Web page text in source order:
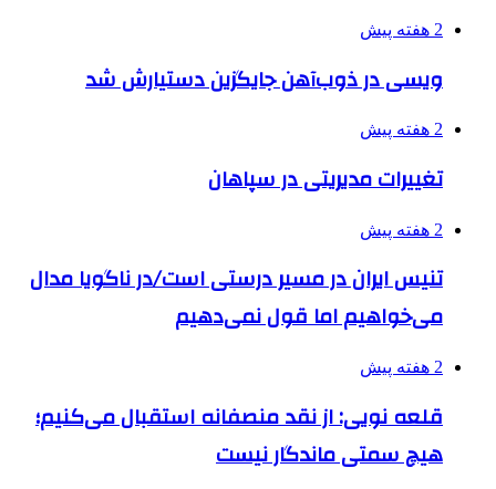
2 هفته پیش
ویسی در ذوب‌آهن جایگزین دستیارش شد
2 هفته پیش
تغییرات مدیریتی در سپاهان
2 هفته پیش
تنیس ایران در مسیر درستی است/در ناگویا مدال
می‌خواهیم اما قول نمی‌دهیم
2 هفته پیش
قلعه نویی: از نقد منصفانه استقبال می‌کنیم؛
هیچ سمتی ماندگار نیست